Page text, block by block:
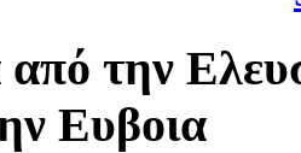
από την
Ευβοια